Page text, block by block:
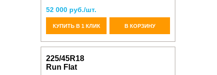
52 000 руб./шт.
КУПИТЬ В 1 КЛИК В КОРЗИНУ
225/45R18
Run Flat